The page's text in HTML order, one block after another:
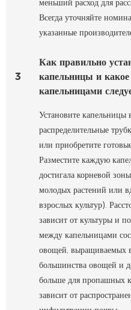
меньший расход для
Всегда уточняйте
указанные
3
Как правильно
капельницы и
капельницами
Установите капельницы
распределительные
или приобретите
Разместите каждую
достигала корневой
молодых растений или
взрослых культур).
зависит от культуры и
между капельницами
овощей, выращиваемых
большинства овощей и
больше для пропашных
зависит от